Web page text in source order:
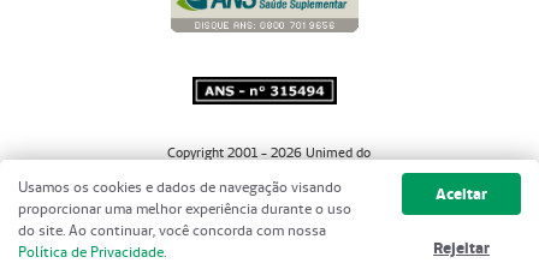
Copyright 2001 - 2026 Unimed do
Usamos os cookies e dados de navegação visando
proporcionar uma melhor experiência durante o uso
do site. Ao continuar, você concorda com nossa
Política de Privacidade.
Aceitar
Rejeitar